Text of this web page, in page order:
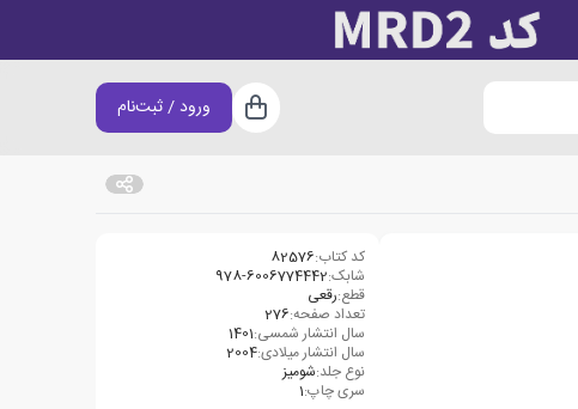
سبد خرید
ورود / ثبت‌نام
کد کتاب:82576
شابک:978-6006774442
قطع:رقعی
تعداد صفحه:276
سال انتشار شمسی:1401
سال انتشار میلادی:2004
نوع جلد:شومیز
سری چاپ:1